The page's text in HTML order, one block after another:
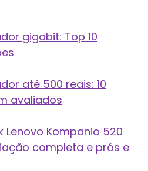
gigabit: Top 10
até 500 reais: 10
avaliados
Lenovo Kompanio 520
completa e prós e